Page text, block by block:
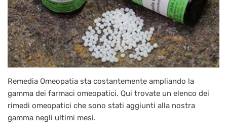
Remedia Omeopatia sta costantemente ampliando la
gamma dei farmaci omeopatici. Qui trovate un elenco dei
rimedi omeopatici che sono stati aggiunti alla nostra
gamma negli ultimi mesi.